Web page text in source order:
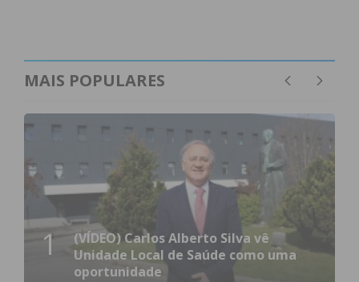
MAIS POPULARES
1
(VÍDEO) Carlos Alberto Silva vê
Unidade Local de Saúde como uma
oportunidade